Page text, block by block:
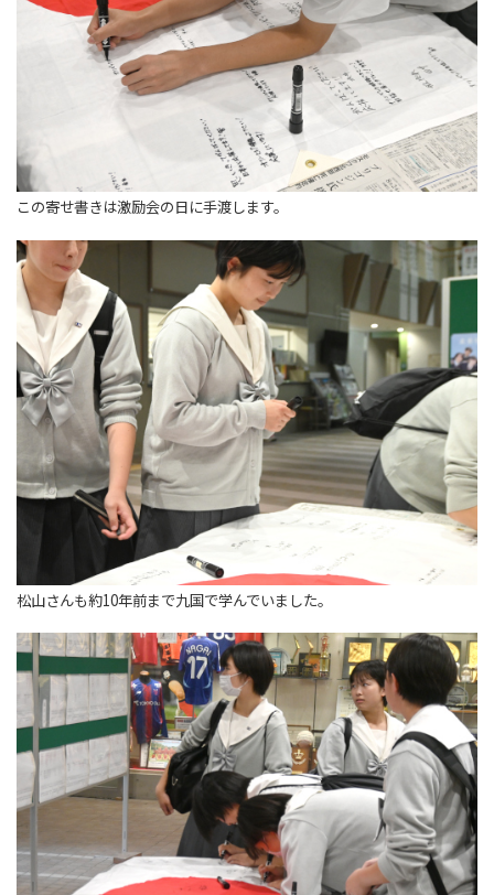
この寄せ書きは激励会の日に手渡します。
松山さんも約10年前まで九国で学んでいました。